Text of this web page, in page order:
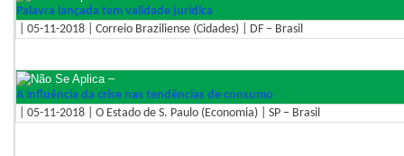
Palavra lançada tem validade jurídica
| 05-11-2018 | Correio Braziliense (Cidades) | DF – Brasil
–
A influência da crise nas tendências de consumo
| 05-11-2018 | O Estado de S. Paulo (Economia) | SP – Brasil